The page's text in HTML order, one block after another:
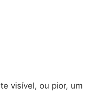
visível, ou pior, um